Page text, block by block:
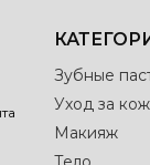
Зубные
Уход за
Макияж